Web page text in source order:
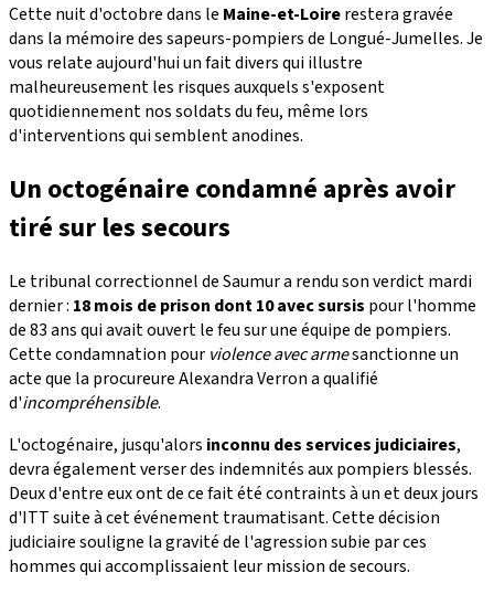
Cette nuit d'octobre dans le Maine-et-Loirerestera gravée
dans la mémoire des sapeurs-pompiers de Longué-Jumelles. Je
vous relate aujourd'hui un fait divers qui illustre
malheureusement les risques auxquels s'exposent
quotidiennement nos soldats du feu, même lors
d'interventions qui semblent anodines.
Un octogénaire condamné après avoir
tiré sur les secours
Le tribunal correctionnel de Saumur a rendu son verdict mardi
dernier : 18 mois de prison dont 10 avec sursis pour l'homme
de 83 ans qui avait ouvert le feu sur une équipe de pompiers.
Cette condamnation pour violence avec armesanctionne un
acte que la procureure Alexandra Verron a qualifié
d'incompréhensible.
L'octogénaire, jusqu'alors inconnu des services judiciaires,
devra également verser des indemnités aux pompiers blessés.
Deux d'entre eux ont de ce fait été contraints à un et deux jours
d'ITT suite à cet événement traumatisant. Cette décision
judiciaire souligne la gravité de l'agression subie par ces
hommes qui accomplissaient leur mission de secours.